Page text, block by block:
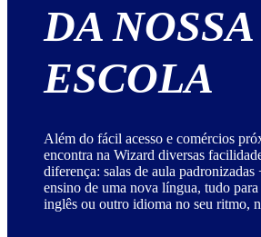
DA NOSSA
ESCOLA
Além do fácil acesso e comércios
encontra na Wizard diversas
diferença: salas de aula
ensino de uma nova língua, tudo
inglês ou outro idioma no seu ritmo,